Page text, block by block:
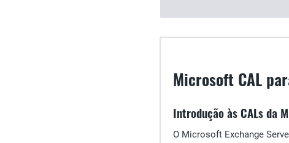
Microsoft CAL
Introdução às CALs da
O Microsoft Exchange